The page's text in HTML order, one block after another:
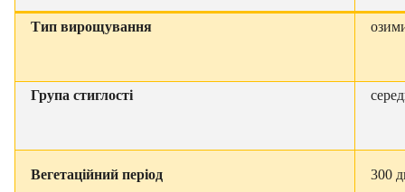
Тип вирощування
Група стиглості
Вегетаційний період 300